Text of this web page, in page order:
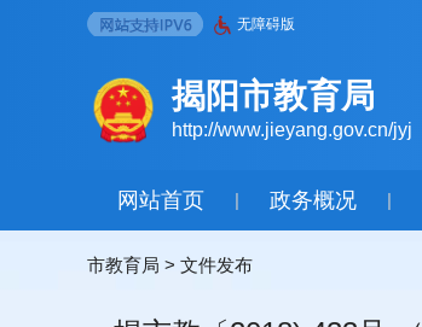
无障碍版
揭阳市教育局
http://www.jieyang.gov.cn/jyj
网站首页 | 政务概况 |
市教育局 > 文件发布